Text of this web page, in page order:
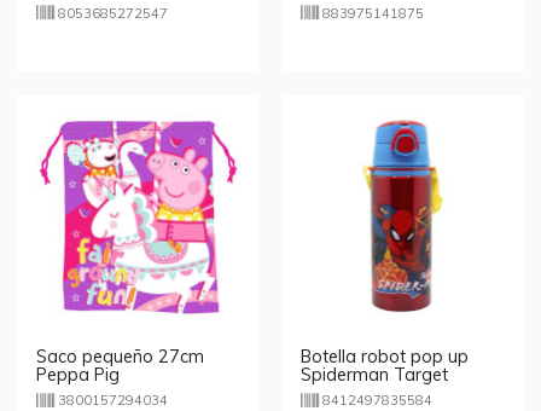
8053685272547 883975141875
Saco pequeño 27cm
Peppa Pig
3800157294034
Botella robot pop up
Spiderman Target
Marvel 730ml
8412497835584